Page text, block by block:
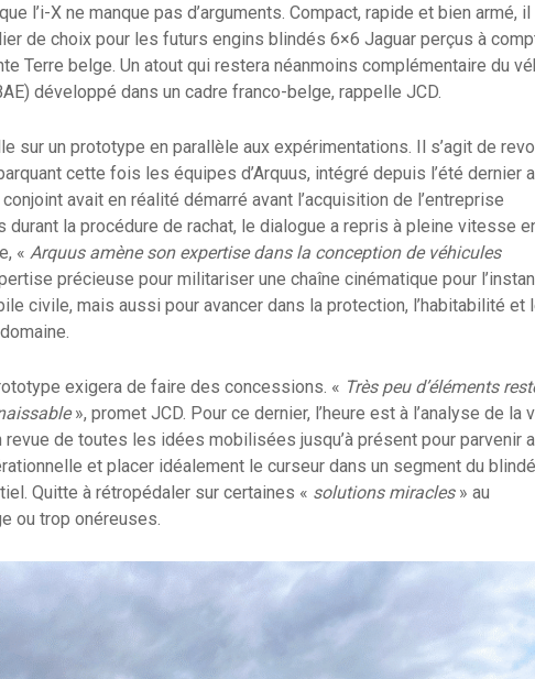
l’i-X ne manque pas d’arguments. Compact, rapide et bien armé, il
de choix pour les futurs engins blindés 6×6 Jaguar perçus à
Terre belge. Un atout qui restera néanmoins complémentaire du
développé dans un cadre franco-belge, rappelle JCD.
sur un prototype en parallèle aux expérimentations. Il s’agit de
cette fois les équipes d’Arquus, intégré depuis l’été dernier
avait en réalité démarré avant l’acquisition de l’entreprise
la procédure de rachat, le dialogue a repris à pleine vitesse
« Arquus amène son expertise dans la conception de véhicules
précieuse pour militariser une chaîne cinématique pour
civile, mais aussi pour avancer dans la protection, l’habitabilité et
exigera de faire des concessions. « Très peu d’éléments
», promet JCD. Pour ce dernier, l’heure est à l’analyse de la
revue de toutes les idées mobilisées jusqu’à présent pour parvenir
et placer idéalement le curseur dans un segment du blindé
Quitte à rétropédaler sur certaines « solutions miracles» au
ou trop onéreuses.